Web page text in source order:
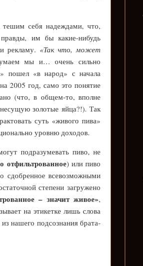
тешим себя надеждами, что,
им бы какие-нибудь
рекламу. «Так что, может
мы и… очень сильно
пошел «в народ» с начала
2005 год, само это понятие
(что, в общем-то, вполне
золотые яйца?!). Так
суть «живого пива»
уровню доходов.
подразумевать пиво, не
отфильтрованное) или пиво
сдобренное всевозможными
степени загружено
– значит живое»,
на этикетке лишь слова
нашего подсознания брата-